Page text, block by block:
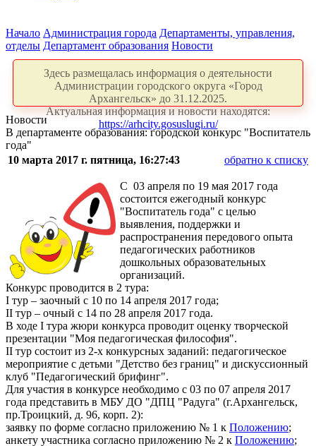
Начало Администрация города Департаменты, управления,
отделы Департамент образования Новости
Здесь размещалась информация о деятельности
Администрации городского округа «Город
Архангельск» до 31.12.2025.
Актуальная информация и новости находятся:
https://arhcity.gosuslugi.ru/
Новости
В департаменте образования: городской конкурс "Воспитатель
года"
10 марта 2017 г. пятница, 16:27:43
обратно к списку
С 03 апреля по 19 мая 2017 года
состоится ежегодный конкурс
"Воспитатель года" с целью
выявления, поддержки и
распространения передового опыта
педагогических работников
дошкольных образовательных
организаций.
Конкурс проводится в 2 тура:
I тур – заочный с 10 по 14 апреля 2017 года;
II тур – очный с 14 по 28 апреля 2017 года.
В ходе I тура жюри конкурса проводит оценку творческой
презентации "Моя педагогическая философия".
II тур состоит из 2-х конкурсных заданий: педагогическое
мероприятие с детьми "Детство без границ" и дискуссионный
клуб "Педагогический брифинг".
Для участия в конкурсе необходимо с 03 по 07 апреля 2017
года представить в МБУ ДО "ДПЦ "Радуга" (г.Архангельск,
пр.Троицкий, д. 96, корп. 2):
заявку по форме согласно приложению № 1 к Положению;
анкету участника согласно приложению № 2 к Положению;